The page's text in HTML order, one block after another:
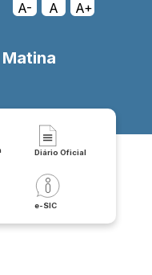
A- A A+
Diário Oficial
e-SIC